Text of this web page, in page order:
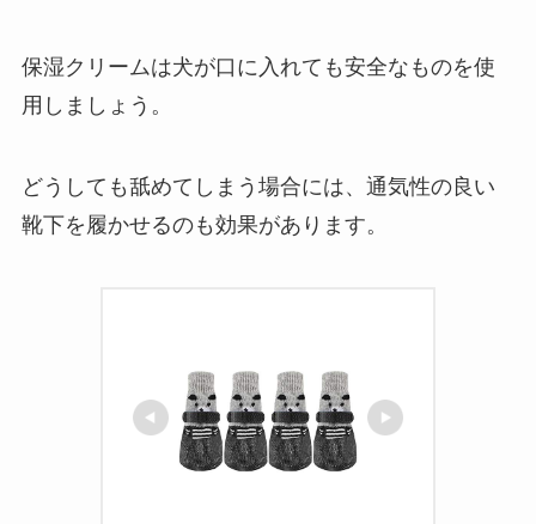
保湿クリームは犬が口に入れても安全なものを使
用しましょう。
どうしても舐めてしまう場合には、通気性の良い
靴下を履かせるのも効果があります。